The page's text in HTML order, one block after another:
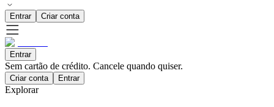
Entrar Criar conta
Entrar
Sem cartão de crédito. Cancele quando quiser.
Criar conta Entrar
Explorar